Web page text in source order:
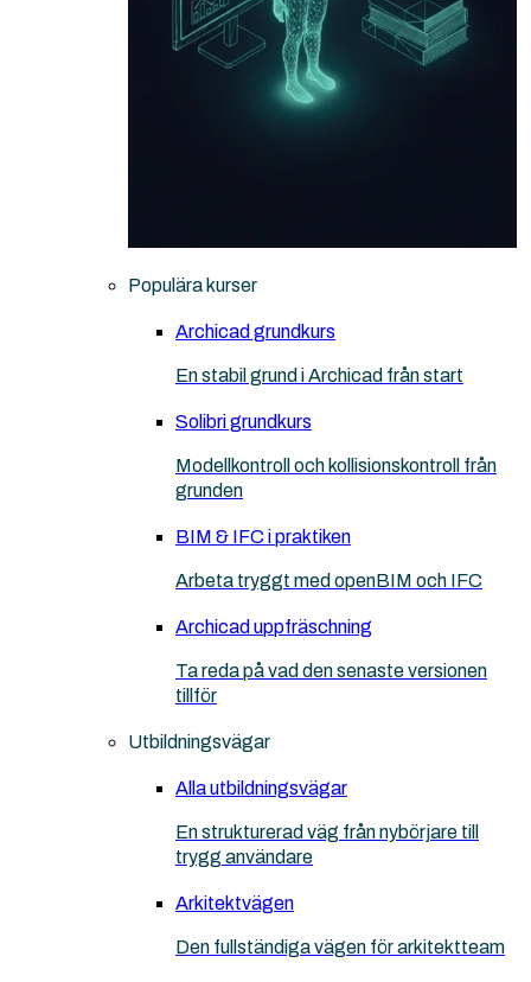
Populära kurser
Archicad grundkurs
En stabil grund i Archicad från start
Solibri grundkurs
Modellkontroll och kollisionskontroll från
grunden
BIM & IFC i praktiken
Arbeta tryggt med openBIM och IFC
Archicad uppfräschning
Ta reda på vad den senaste versionen
tillför
Utbildningsvägar
Alla utbildningsvägar
En strukturerad väg från nybörjare till
trygg användare
Arkitektvägen
Den fullständiga vägen för arkitektteam